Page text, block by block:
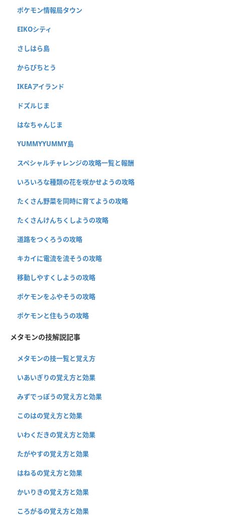
ポケモン情報局タウン
EIKOシティ
さしはら島
からぴちとう
IKEAアイランド
ドズルじま
はなちゃんじま
YUMMYYUMMY島
スペシャルチャレンジの攻略一覧と報酬
いろいろな種類の花を咲かせようの攻略
たくさん野菜を同時に育てようの攻略
たくさんけんちくしようの攻略
道路をつくろうの攻略
キカイに電流を流そうの攻略
移動しやすくしようの攻略
ポケモンをふやそうの攻略
ポケモンと住もうの攻略
メタモンの技解説記事
メタモンの技一覧と覚え方
いあいぎりの覚え方と効果
みずでっぽうの覚え方と効果
このはの覚え方と効果
いわくだきの覚え方と効果
たがやすの覚え方と効果
はねるの覚え方と効果
かいりきの覚え方と効果
ころがるの覚え方と効果